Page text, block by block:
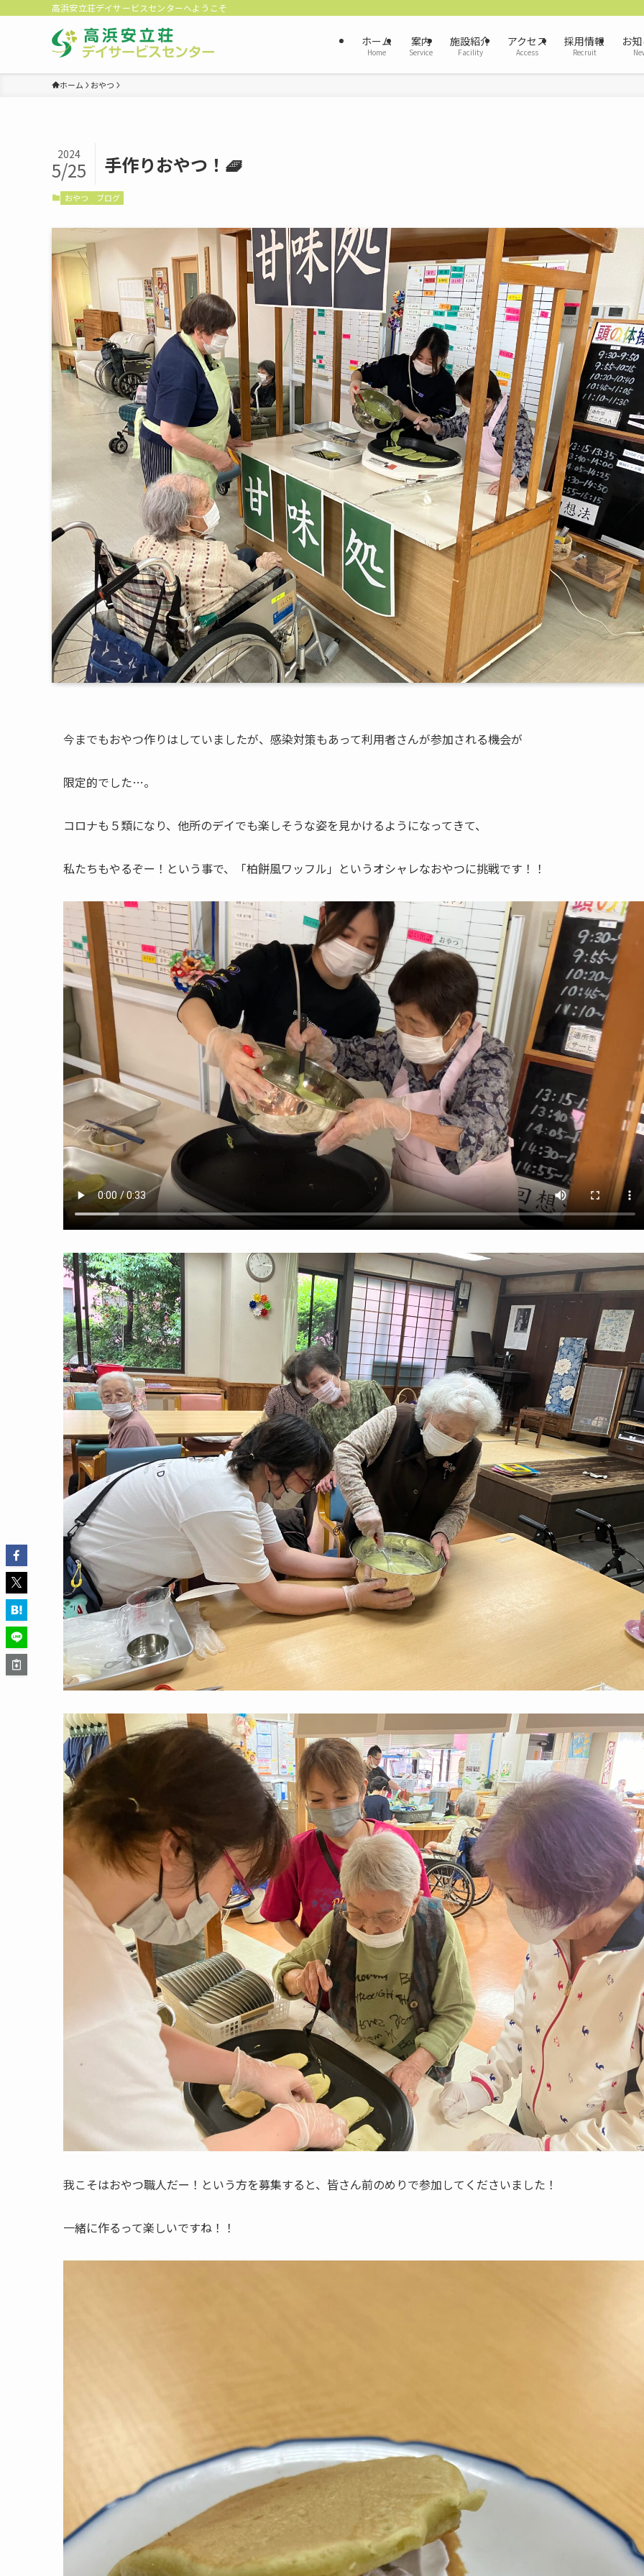
高浜安立荘デイサービスセンターへようこそ
ホーム
Home
案内
Service
施設紹介
Facility
アクセス
Access
採用情報
Recruit
お
ホーム おやつ
手作りおやつ！🧇
2024
5/25
おやつ ブログ
今までもおやつ作りはしていましたが、感染対策もあって利用者さんが参加される機会が
限定的でした…。
コロナも５類になり、他所のデイでも楽しそうな姿を見かけるようになってきて、
私たちもやるぞー！という事で、「柏餅風ワッフル」というオシャレなおやつに挑戦です！！
我こそはおやつ職人だー！という方を募集すると、皆さん前のめりで参加してくださいました！
一緒に作るって楽しいですね！！